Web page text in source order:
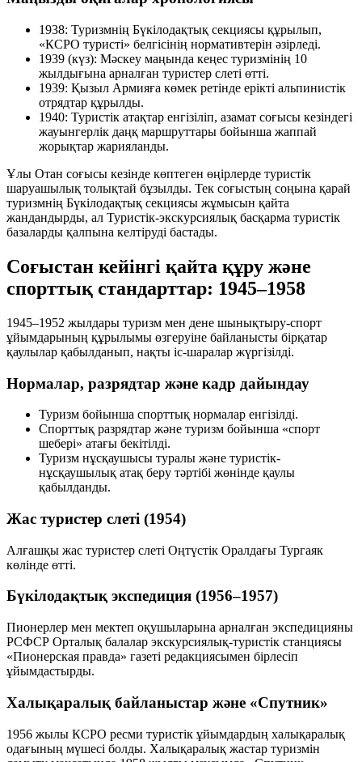
1938: Туризмнің Бүкілодақтық секциясы құрылып,
«КСРО туристі» белгісінің нормативтерін әзірледі.
1939 (күз): Мәскеу маңында кеңес туризмінің 10
жылдығына арналған туристер слеті өтті.
1939: Қызыл Армияға көмек ретінде ерікті альпинистік
отрядтар құрылды.
1940: Туристік атақтар енгізіліп, азамат соғысы кезіндегі
жауынгерлік даңқ маршруттары бойынша жаппай
жорықтар жарияланды.
Ұлы Отан соғысы кезінде көптеген өңірлерде туристік
шаруашылық толықтай бұзылды. Тек соғыстың соңына қарай
туризмнің Бүкілодақтық секциясы жұмысын қайта
жандандырды, ал Туристік-экскурсиялық басқарма туристік
базаларды қалпына келтіруді бастады.
Соғыстан кейінгі қайта құру және
спорттық стандарттар: 1945–1958
1945–1952 жылдары туризм мен дене шынықтыру-спорт
ұйымдарының құрылымы өзгеруіне байланысты бірқатар
қаулылар қабылданып, нақты іс-шаралар жүргізілді.
Нормалар, разрядтар және кадр дайындау
Туризм бойынша спорттық нормалар енгізілді.
Спорттық разрядтар және туризм бойынша «спорт
шебері» атағы бекітілді.
Туризм нұсқаушысы туралы және туристік-
нұсқаушылық атақ беру тәртібі жөнінде қаулы
қабылданды.
Жас туристер слеті (1954)
Алғашқы жас туристер слеті Оңтүстік Оралдағы Тургаяк
көлінде өтті.
Бүкілодақтық экспедиция (1956–1957)
Пионерлер мен мектеп оқушыларына арналған экспедицияны
РСФСР Орталық балалар экскурсиялық-туристік станциясы
«Пионерская правда» газеті редакциясымен бірлесіп
ұйымдастырды.
Халықаралық байланыстар және «Спутник»
1956 жылы КСРО ресми туристік ұйымдардың халықаралық
одағының мүшесі болды. Халықаралық жастар туризмін